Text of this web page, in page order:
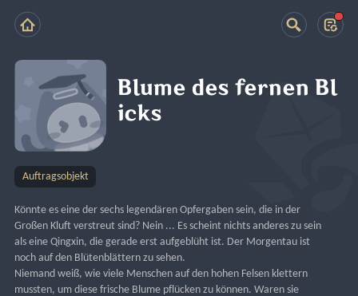
Blume des fernen Bl
icks
Auftragsobjekt
Könnte es eine der sechs legendären Opfergaben sein, die in der
Großen Kluft verstreut sind? Nein ... Es scheint nichts anderes zu sein
als eine Qingxin, die gerade erst aufgeblüht ist. Der Morgentau ist
noch auf den Blütenblättern zu sehen.
Niemand weiß, wie viele Menschen auf den hohen Felsen klettern
mussten, um diese frische Blume pflücken zu können. Waren sie